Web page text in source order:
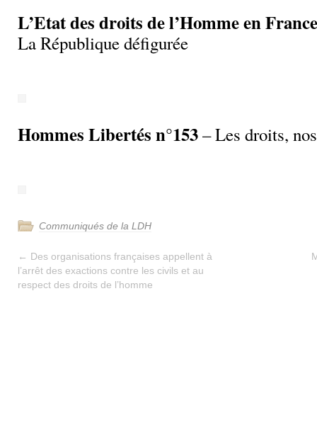
L’Etat des droits de l’Homme en
La République défigurée
Hommes Libertés n°153– Les droits,
Communiqués de la LDH
← Des organisations françaises appellent à
l’arrêt des exactions contre les civils et au
respect des droits de l’homme